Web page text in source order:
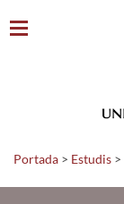
Portada > Estudis >